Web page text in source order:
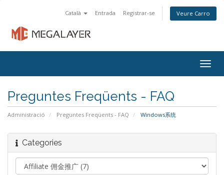
Català Entrada Registrar-se Veure Carro
Preguntes Freqüents - FAQ
Administració Preguntes Freqüents - FAQ Windows系统
Categories